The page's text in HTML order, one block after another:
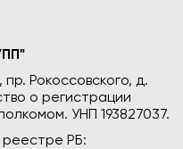
Рокоссовского, д.
о регистрации
УНП 193827037.
реестре РБ: